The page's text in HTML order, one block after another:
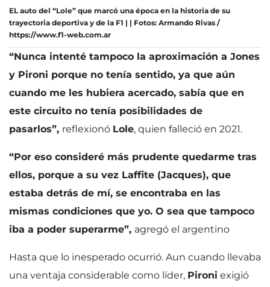
EL auto del “Lole” que marcó una época en la historia de su
trayectoria deportiva y de la F1 | | Fotos: Armando Rivas /
https://www.f1-web.com.ar
“Nunca intenté tampoco la aproximación a Jones
y Pironi porque no tenía sentido, ya que aún
cuando me les hubiera acercado, sabía que en
este circuito no tenía posibilidades de
pasarlos”, reflexionó Lole, quien falleció en 2021.
“Por eso consideré más prudente quedarme tras
ellos, porque a su vez Laffite (Jacques), que
estaba detrás de mí, se encontraba en las
mismas condiciones que yo. O sea que tampoco
iba a poder superarme”, agregó el argentino
Hasta que lo inesperado ocurrió. Aun cuando llevaba
una ventaja considerable como líder, Pironi exigió